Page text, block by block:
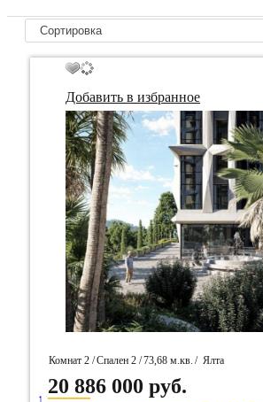
Добавить в избранное
Комнат 2 /Спален 2 /73,68 м.кв. / Ялта
/ Идентификатор собственность 96682
20 886 000 руб.
____